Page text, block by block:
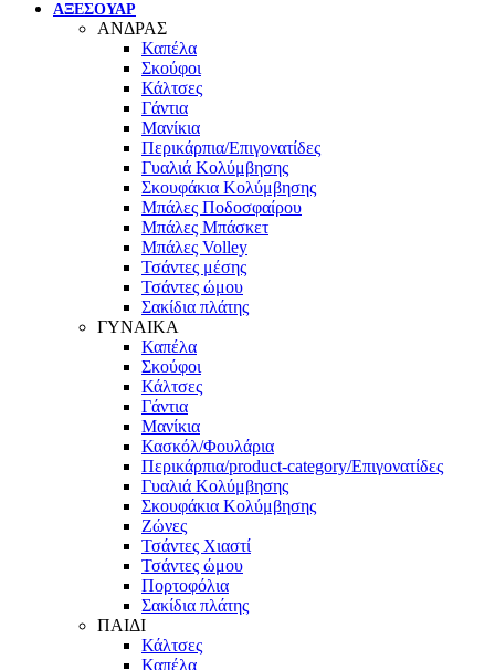
ΑΞΕΣΟΥΑΡ
ΑΝΔΡΑΣ
Καπέλα
Σκούφοι
Κάλτσες
Γάντια
Μανίκια
Περικάρπια/Επιγονατίδες
Γυαλιά Κολύμβησης
Σκουφάκια Κολύμβησης
Μπάλες Ποδοσφαίρου
Μπάλες Μπάσκετ
Μπάλες Volley
Τσάντες μέσης
Τσάντες ώμου
Σακίδια πλάτης
ΓΥΝΑΙΚΑ
Καπέλα
Σκούφοι
Κάλτσες
Γάντια
Μανίκια
Κασκόλ/Φουλάρια
Περικάρπια/product-category/Επιγονατίδες
Γυαλιά Κολύμβησης
Σκουφάκια Κολύμβησης
Ζώνες
Τσάντες Χιαστί
Τσάντες ώμου
Πορτοφόλια
Σακίδια πλάτης
ΠΑΙΔΙ
Κάλτσες
Καπέλα